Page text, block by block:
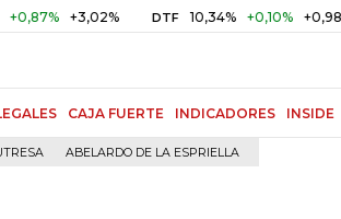
+3,02% DTF 10,34% +0,10% +0,98%
CAJA FUERTE INDICADORES INSIDE
ABELARDO DE LA ESPRIELLA